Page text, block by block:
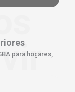
para hogares,